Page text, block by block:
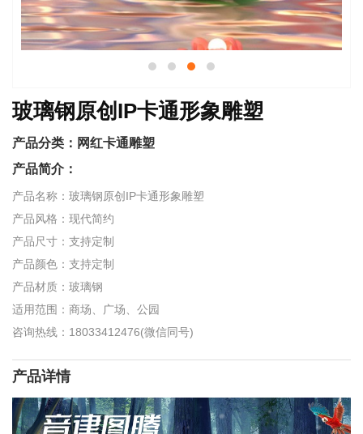
玻璃钢原创IP卡通形象雕塑
产品分类： 网红卡通雕塑
产品简介：
产品名称：玻璃钢原创IP卡通形象雕塑
产品风格：现代简约
产品尺寸：支持定制
产品颜色：支持定制
产品材质：玻璃钢
适用范围：商场、广场、公园
咨询热线：18033412476(微信同号)
产品详情